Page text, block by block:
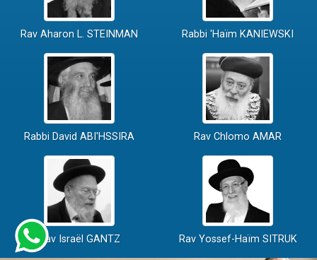
Rav Aharon L. STEINMAN Rabbi 'Haïm KANIEWSKI
Rabbi David ABI'HSSIRA Rav Chlomo AMAR
Rav Israël GANTZ Rav Yossef-Haïm SITRUK